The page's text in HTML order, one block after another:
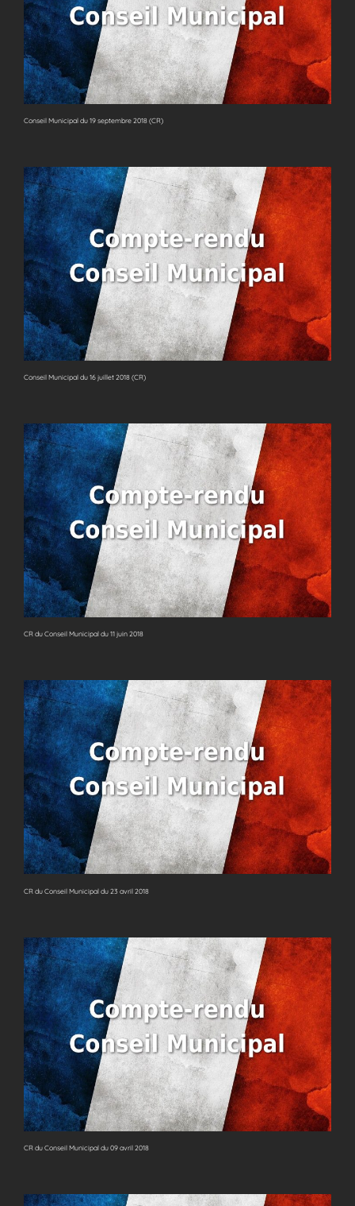
Conseil Municipal du 19 septembre 2018 (CR)
Conseil Municipal du 16 juillet 2018 (CR)
CR du Conseil Municipal du 11 juin 2018
CR du Conseil Municipal du 23 avril 2018
CR du Conseil Municipal du 09 avril 2018